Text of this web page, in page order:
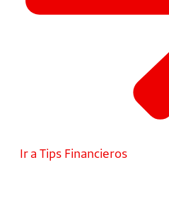
Ir a Tips Financieros